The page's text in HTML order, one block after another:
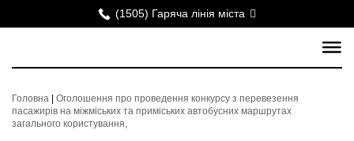
(1505) Гаряча лінія міста
Головна
Оголошення про проведення конкурсу з перевезення
пасажирів на міжміських та приміських автобусних маршрутах
загального користування,